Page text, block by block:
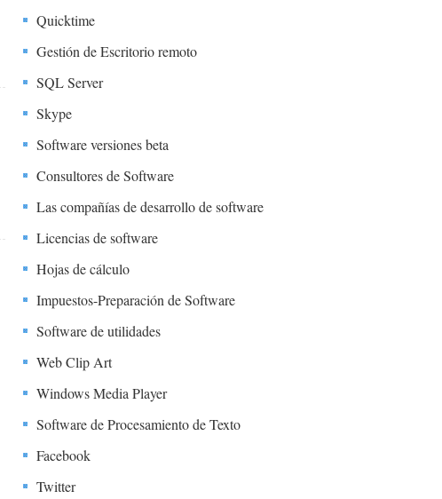
Quicktime
Gestión de Escritorio remoto
SQL Server
Skype
Software versiones beta
Consultores de Software
Las compañías de desarrollo de software
Licencias de software
Hojas de cálculo
Impuestos-Preparación de Software
Software de utilidades
Web Clip Art
Windows Media Player
Software de Procesamiento de Texto
Facebook
Twitter